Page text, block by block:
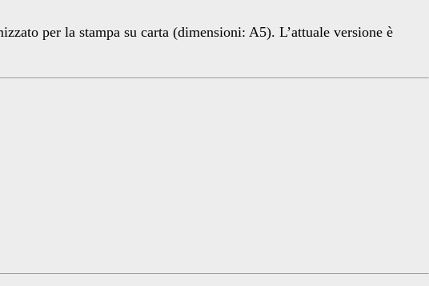
per la stampa su carta (dimensioni: A5). L’attuale versione è